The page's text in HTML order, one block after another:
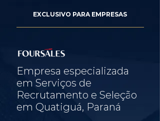
EXCLUSIVO PARA EMPRESAS
Empresa especializada
em Serviços de
Recrutamento e Seleção
em Quatiguá, Paraná